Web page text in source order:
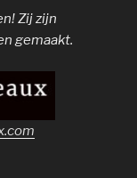
Zij zijn
gemaakt.